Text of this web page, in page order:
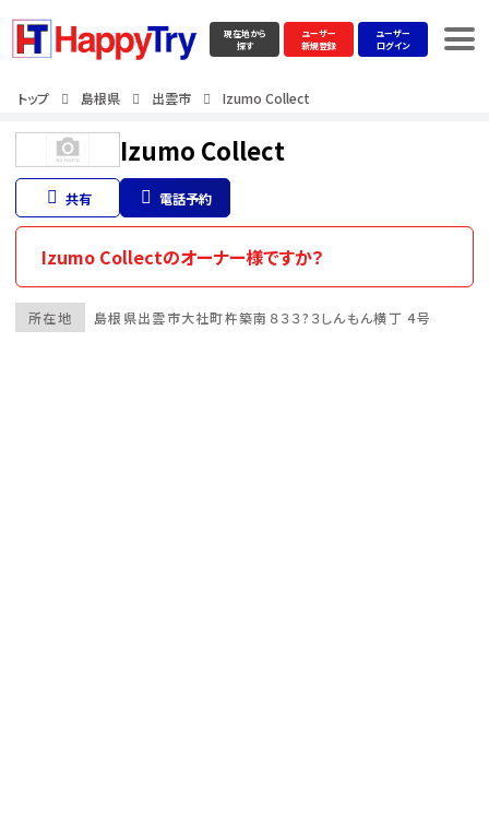
現在地から
探す
ユーザー
新規登録
ユーザー
ログイン
トップ 島根県 出雲市 Izumo Collect
Izumo Collect
共有 電話予約
Izumo Collectのオーナー様ですか？
所在地 島根県出雲市大社町杵築南８３３?３しんもん横丁 4号